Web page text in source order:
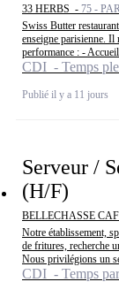
33 HERBS - 75 -
Swiss Butter
enseigne parisienne. Il
performance : -
CDI - Temps
Publié il y a 11 jours
Serveur /
(H/F)
BELLECHASSE
Notre établissement,
de fritures, recherche
Nous privilégions un
CDI - Temps